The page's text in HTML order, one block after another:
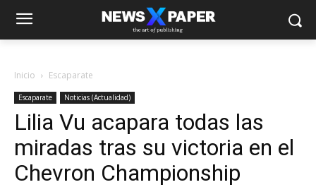
Inicio Escaparate
Escaparate Noticias (Actualidad)
Lilia Vu acapara todas las
miradas tras su victoria en el
Chevron Championship